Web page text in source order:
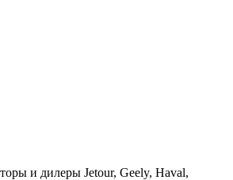
и дилеры Jetour, Geely, Haval,